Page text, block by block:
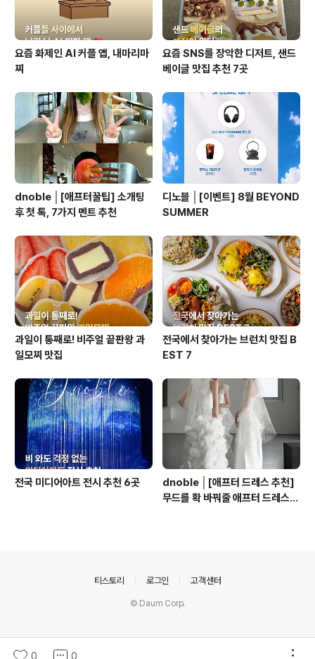
요즘 화제인 AI 커플 앱, 내마리마
찌
요즘 SNS를 장악한 디저트, 샌드
베이글 맛집 추천 7곳
dnoble │[애프터꿀팁] 소개팅
후 첫 톡, 7가지 멘트 추천
디노블 │[이벤트] 8월 BEYOND
SUMMER
과일이 통째로! 비주얼 끝판왕 과
일모찌 맛집
전국에서 찾아가는 브런치 맛집 B
EST 7
전국 미디어아트 전시 추천 6곳
dnoble │[애프터 드레스 추천]
무드를 확 바꿔줄 애프터 드레스
0 0
티스토리 로그인 고객센터
© Daum Corp.